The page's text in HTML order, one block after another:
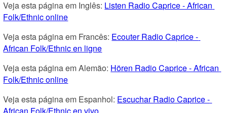
Veja esta página em Inglês: Listen Radio Caprice - African
Folk/Ethnic online
Veja esta página em Francês: Ecouter Radio Caprice -
African Folk/Ethnic en ligne
Veja esta página em Alemão: Hören Radio Caprice - African
Folk/Ethnic online
Veja esta página em Espanhol: Escuchar Radio Caprice -
African Folk/Ethnic en vivo